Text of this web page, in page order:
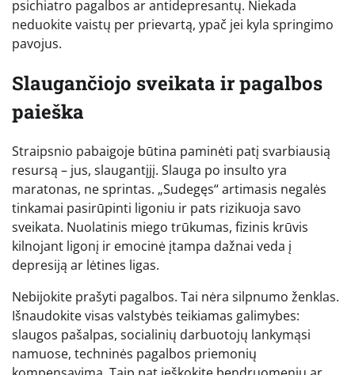
psichiatro pagalbos ar antidepresantų. Niekada
neduokite vaistų per prievartą, ypač jei kyla springimo
pavojus.
Slaugančiojo sveikata ir pagalbos
paieška
Straipsnio pabaigoje būtina paminėti patį svarbiausią
resursą – jus, slaugantįjį. Slauga po insulto yra
maratonas, ne sprintas. „Sudegęs“ artimasis negalės
tinkamai pasirūpinti ligoniu ir pats rizikuoja savo
sveikata. Nuolatinis miego trūkumas, fizinis krūvis
kilnojant ligonį ir emocinė įtampa dažnai veda į
depresiją ar lėtines ligas.
Nebijokite prašyti pagalbos. Tai nėra silpnumo ženklas.
Išnaudokite visas valstybės teikiamas galimybes:
slaugos pašalpas, socialinių darbuotojų lankymąsi
namuose, techninės pagalbos priemonių